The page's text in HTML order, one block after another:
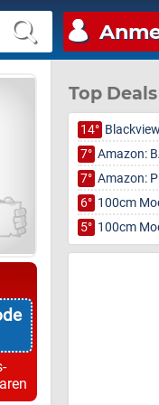
Top
14°
7° Amazon:
7° Amazon:
6° 100cm
5° 100cm